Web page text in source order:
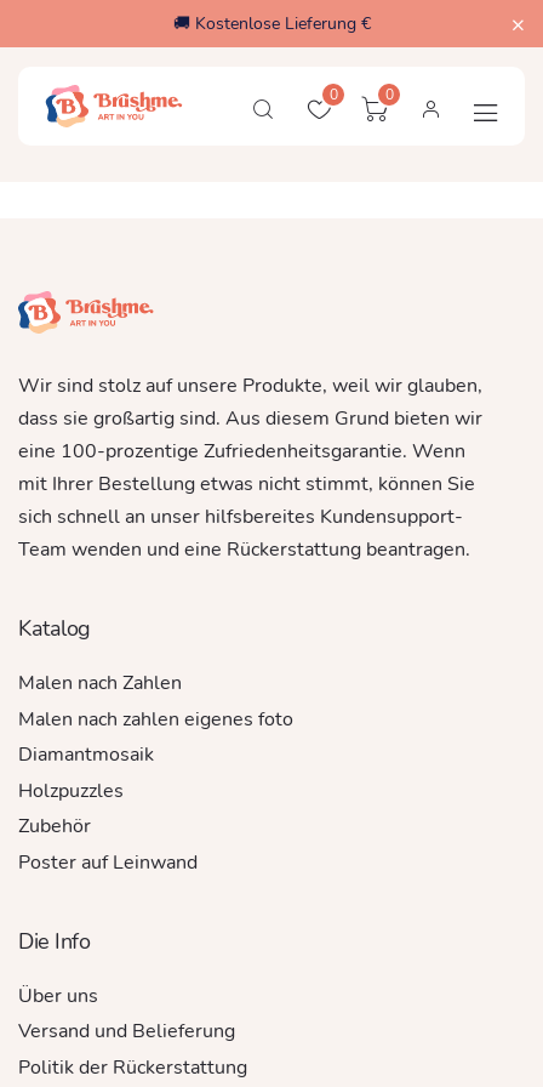
🚚 Kostenlose Lieferung €
0 0
Wir sind stolz auf unsere Produkte, weil wir glauben,
dass sie großartig sind. Aus diesem Grund bieten wir
eine 100-prozentige Zufriedenheitsgarantie. Wenn
mit Ihrer Bestellung etwas nicht stimmt, können Sie
sich schnell an unser hilfsbereites Kundensupport-
Team wenden und eine Rückerstattung beantragen.
Katalog
Malen nach Zahlen
Malen nach zahlen eigenes foto
Diamantmosaik
Holzpuzzles
Zubehör
Poster auf Leinwand
Die Info
Über uns
Versand und Belieferung
Politik der Rückerstattung